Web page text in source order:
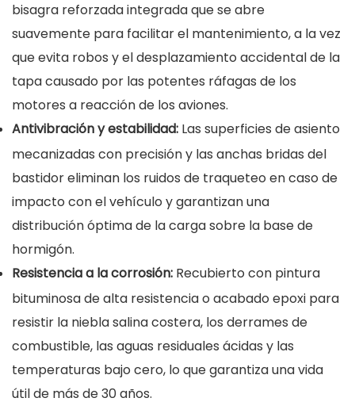
bisagra reforzada integrada que se abre
suavemente para facilitar el mantenimiento, a la vez
que evita robos y el desplazamiento accidental de la
tapa causado por las potentes ráfagas de los
motores a reacción de los aviones.
Antivibración y estabilidad: Las superficies de asiento
mecanizadas con precisión y las anchas bridas del
bastidor eliminan los ruidos de traqueteo en caso de
impacto con el vehículo y garantizan una
distribución óptima de la carga sobre la base de
hormigón.
Resistencia a la corrosión: Recubierto con pintura
bituminosa de alta resistencia o acabado epoxi para
resistir la niebla salina costera, los derrames de
combustible, las aguas residuales ácidas y las
temperaturas bajo cero, lo que garantiza una vida
útil de más de 30 años.